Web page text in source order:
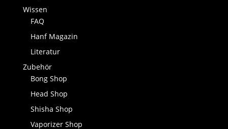
Wissen
FAQ
Hanf Magazin
Literatur
Zubehör
Bong Shop
Head Shop
Shisha Shop
Vaporizer Shop